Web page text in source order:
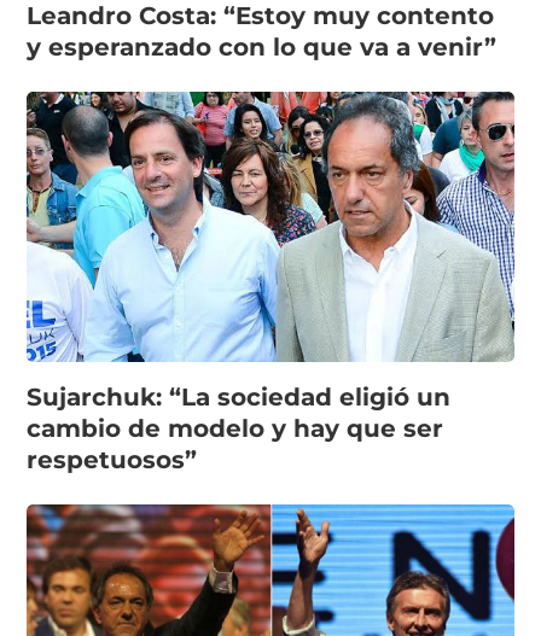
Leandro Costa: “Estoy muy contento
y esperanzado con lo que va a venir”
Sujarchuk: “La sociedad eligió un
cambio de modelo y hay que ser
respetuosos”